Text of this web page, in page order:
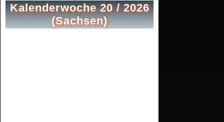
Kalenderwoche 20 / 2026
(Sachsen)